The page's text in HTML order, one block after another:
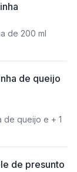
de 200 ml
de queijo
de queijo e + 1
de presunto